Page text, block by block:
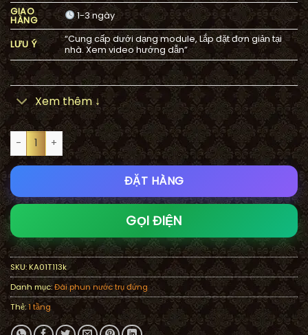
GIAO
HÀNG 1-3 ngày
LƯU Ý
“Cung cấp dưới dạng module, Lắp đặt đơn giản tại
nhà. Xem video hướng dẫn”
Xem thêm ↓
Đài phun sân vườn 1 tầng KA01T Kum Anawa số lượng
ĐẶT HÀNG
GỌI ĐIỆN
SKU:KA01T113k
Danh mục:Đài phun nước trụ đứng
Thẻ:1 tầng